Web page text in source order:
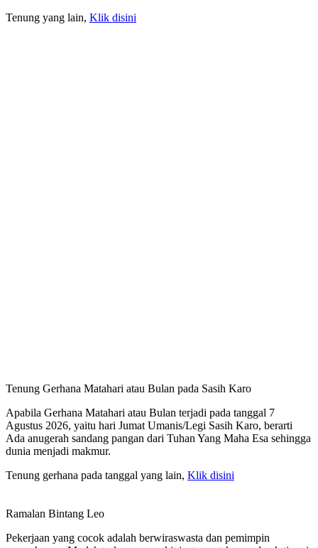
Tenung yang lain, Klik disini
Tenung Gerhana Matahari atau Bulan pada Sasih Karo
Apabila Gerhana Matahari atau Bulan terjadi pada tanggal 7
Agustus 2026, yaitu hari Jumat Umanis/Legi Sasih Karo, berarti
Ada anugerah sandang pangan dari Tuhan Yang Maha Esa sehingga
dunia menjadi makmur.
Tenung gerhana pada tanggal yang lain, Klik disini
Ramalan Bintang Leo
Pekerjaan yang cocok adalah berwiraswasta dan pemimpin